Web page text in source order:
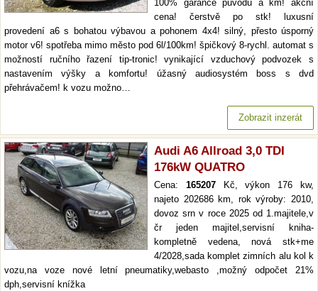
100% garance původu a km! akční
cena! čerstvě po stk! luxusní
provedení a6 s bohatou výbavou a pohonem 4x4! silný, přesto úsporný
motor v6! spotřeba mimo město pod 6l/100km! špičkový 8-rychl. automat s
možností ručního řazení tip-tronic! vynikající vzduchový podvozek s
nastavením výšky a komfortu! úžasný audiosystém boss s dvd
přehrávačem! k vozu možno…
Zobrazit inzerát
Audi A6 Allroad 3,0 TDI
176kW QUATRO
Cena: 165207Kč, výkon 176 kw,
najeto 202686 km, rok výroby: 2010,
dovoz srn v roce 2025 od 1.majitele,v
čr jeden majitel,servisní kniha-
kompletně vedena, nová stk+me
4/2028,sada komplet zimních alu kol k
vozu,na voze nové letní pneumatiky,webasto ,možný odpočet 21%
dph,servisní knížka